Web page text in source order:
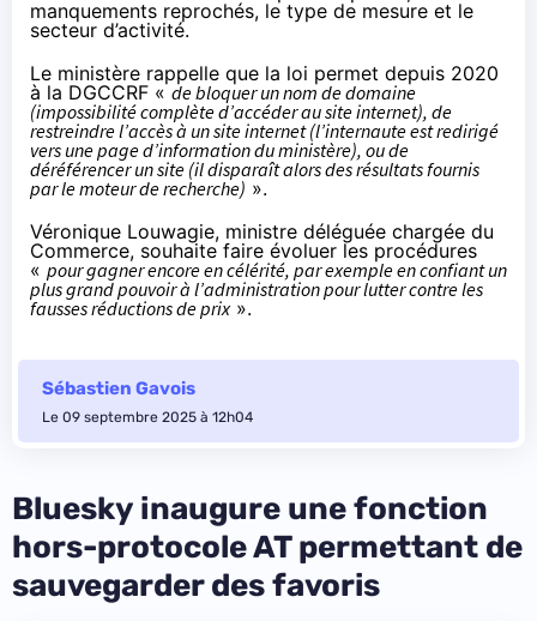
manquements reprochés, le type de mesure et le
secteur d’activité.
Le ministère rappelle que la loi permet depuis 2020
à la DGCCRF «de bloquer un nom de domaine
(impossibilité complète d’accéder au site internet), de
restreindre l’accès à un site internet (l’internaute est redirigé
vers une page d’information du ministère), ou de
déréférencer un site (il disparaît alors des résultats fournis
par le moteur de recherche) ».
Véronique Louwagie, ministre déléguée chargée du
Commerce, souhaite faire évoluer les procédures
« pour gagner encore en célérité, par exemple en confiant un
plus grand pouvoir à l’administration pour lutter contre les
fausses réductions de prix».
Sébastien Gavois
Le 09 septembre 2025 à 12h04
Bluesky inaugure une fonction
hors-protocole AT permettant de
sauvegarder des favoris